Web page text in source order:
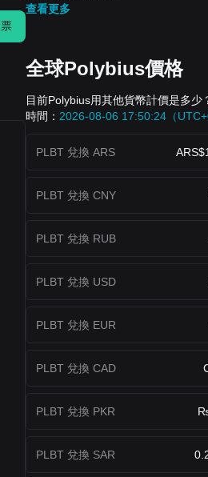
查看更多
全球Polybius價格
目前Polybius用其他貨幣計價是多少
時間： 2026-08-06 17:50:24（
PLBT 兌換 ARS
PLBT 兌換 CNY
PLBT 兌換 RUB
PLBT 兌換 USD
PLBT 兌換 EUR
PLBT 兌換 CAD
PLBT 兌換 PKR
PLBT 兌換 SAR